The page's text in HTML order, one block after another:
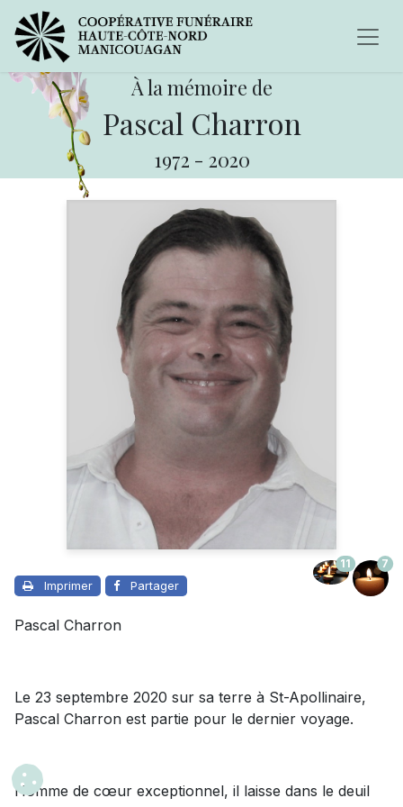
À la mémoire de
Pascal Charron
1972 - 2020
Imprimer Partager
11 7
Pascal Charron
Le 23 septembre 2020 sur sa terre à St-Apollinaire,
Pascal Charron est partie pour le dernier voyage.
Homme de cœur exceptionnel, il laisse dans le deuil